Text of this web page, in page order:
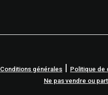
Conditions générales | Politique de
Ne pas vendre ou